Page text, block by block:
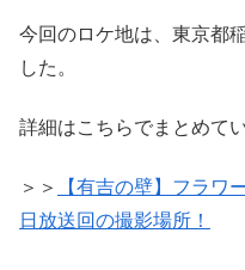
今回のロケ地は、東京都
した。
詳細はこちらでまとめて
＞＞
【有吉の壁】フラワ
日放送回の撮影場所！